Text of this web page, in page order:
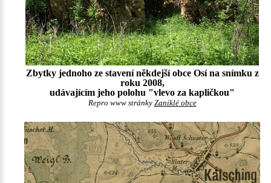
Zbytky jednoho ze stavení někdejší obce Osí na snímku z
roku 2008,
udávajícím jeho polohu "vlevo za kapličkou"
Repro www stránky Zaniklé obce